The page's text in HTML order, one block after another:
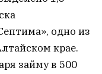
одно из
крае.
займу в 500